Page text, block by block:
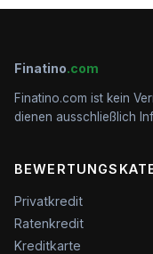
Finatino.com
Finatino.com ist kein
dienen ausschließlich
Privatkredit
Ratenkredit
Kreditkarte